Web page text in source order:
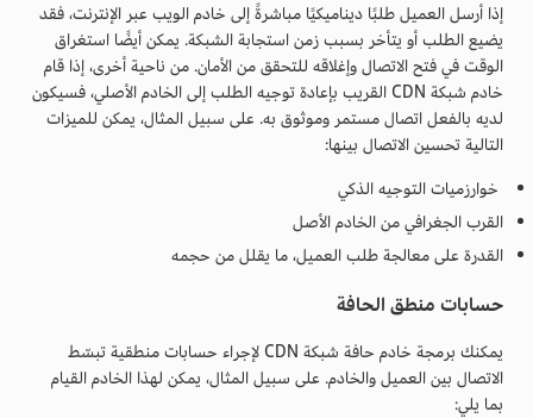
إذا أرسل العميل طلبًا ديناميكيًا مباشرةً إلى خادم الويب عبر الإنترنت، فقد
يضيع الطلب أو يتأخر بسبب زمن استجابة الشبكة. يمكن أيضًا استغراق
الوقت في فتح الاتصال وإغلاقه للتحقق من الأمان. من ناحية أخرى، إذا قام
خادم شبكة CDN القريب بإعادة توجيه الطلب إلى الخادم الأصلي، فسيكون
لديه بالفعل اتصال مستمر وموثوق به. على سبيل المثال، يمكن للميزات
التالية تحسين الاتصال بينها:
خوارزميات التوجيه الذكي
القرب الجغرافي من الخادم الأصل
القدرة على معالجة طلب العميل، ما يقلل من حجمه
حسابات منطق الحافة
يمكنك برمجة خادم حافة شبكة CDN لإجراء حسابات منطقية تبسّط
الاتصال بين العميل والخادم. على سبيل المثال، يمكن لهذا الخادم القيام
بما يلي: